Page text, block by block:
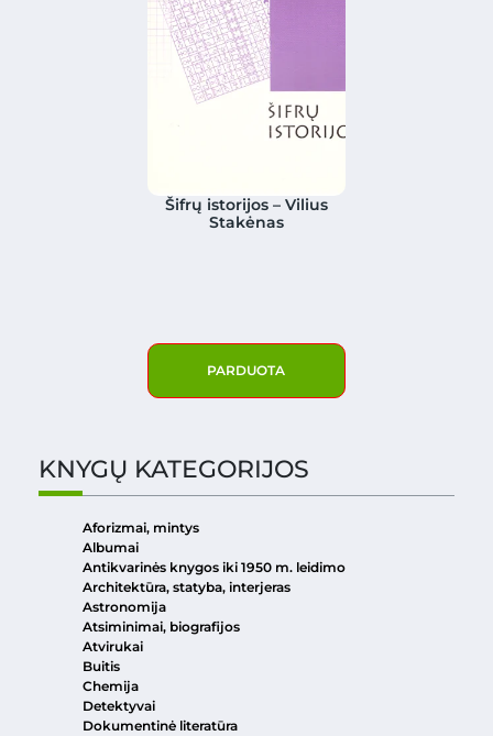
Šifrų istorijos – Vilius
Stakėnas
PARDUOTA
KNYGŲ KATEGORIJOS
Aforizmai, mintys
Albumai
Antikvarinės knygos iki 1950 m. leidimo
Architektūra, statyba, interjeras
Astronomija
Atsiminimai, biografijos
Atvirukai
Buitis
Chemija
Detektyvai
Dokumentinė literatūra